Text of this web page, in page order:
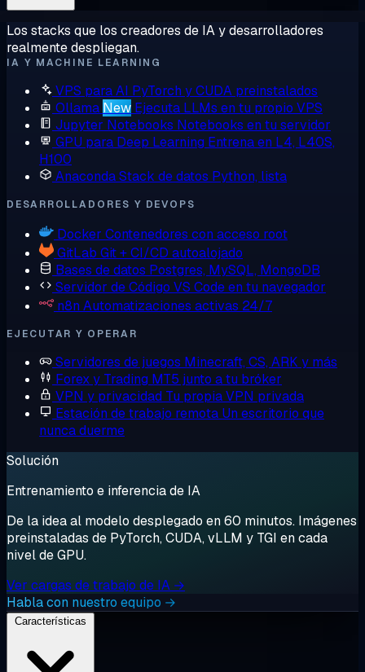
Los stacks que los creadores de IA y desarrolladores
realmente despliegan.
IA Y MACHINE LEARNING
VPS para AI PyTorch y CUDA preinstalados
Ollama New Ejecuta LLMs en tu propio VPS
Jupyter Notebooks Notebooks en tu servidor
GPU para Deep Learning Entrena en L4, L40S,
H100
AnacondaStack de datos Python, lista
DESARROLLADORES Y DEVOPS
Docker Contenedores con acceso root
GitLab Git + CI/CD autoalojado
Bases de datos Postgres, MySQL, MongoDB
Servidor de Código VS Code en tu navegador
n8n Automatizaciones activas 24/7
EJECUTAR Y OPERAR
Servidores de juegos Minecraft, CS, ARK y más
Forex y Trading MT5 junto a tu bróker
VPN y privacidad Tu propia VPN privada
Estación de trabajo remota Un escritorio que
nunca duerme
Solución
Entrenamiento e inferencia de IA
De la idea al modelo desplegado en 60 minutos. Imágenes
preinstaladas de PyTorch, CUDA, vLLM y TGI en cada
nivel de GPU.
Ver cargas de trabajo de IA →
Habla con nuestro equipo →